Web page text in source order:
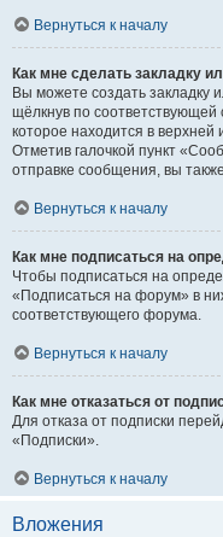
Вернуться к началу
Как мне сделать закладку
Вы можете создать закладку
щёлкнув по
которое находится в
Отметив галочкой пункт
отправке сообщения, вы
Вернуться к началу
Как мне подписаться на
Чтобы подписаться на
«Подписаться на форум» в
соответствующего форума.
Вернуться к началу
Как мне отказаться от
Для отказа от подписки
«Подписки».
Вернуться к началу
Вложения